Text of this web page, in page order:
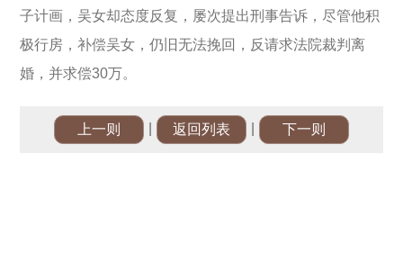
子计画，吴女却态度反复，屡次提出刑事告诉，尽管他积
极行房，补偿吴女，仍旧无法挽回，反请求法院裁判离
婚，并求偿30万。
上一则 返回列表 下一则